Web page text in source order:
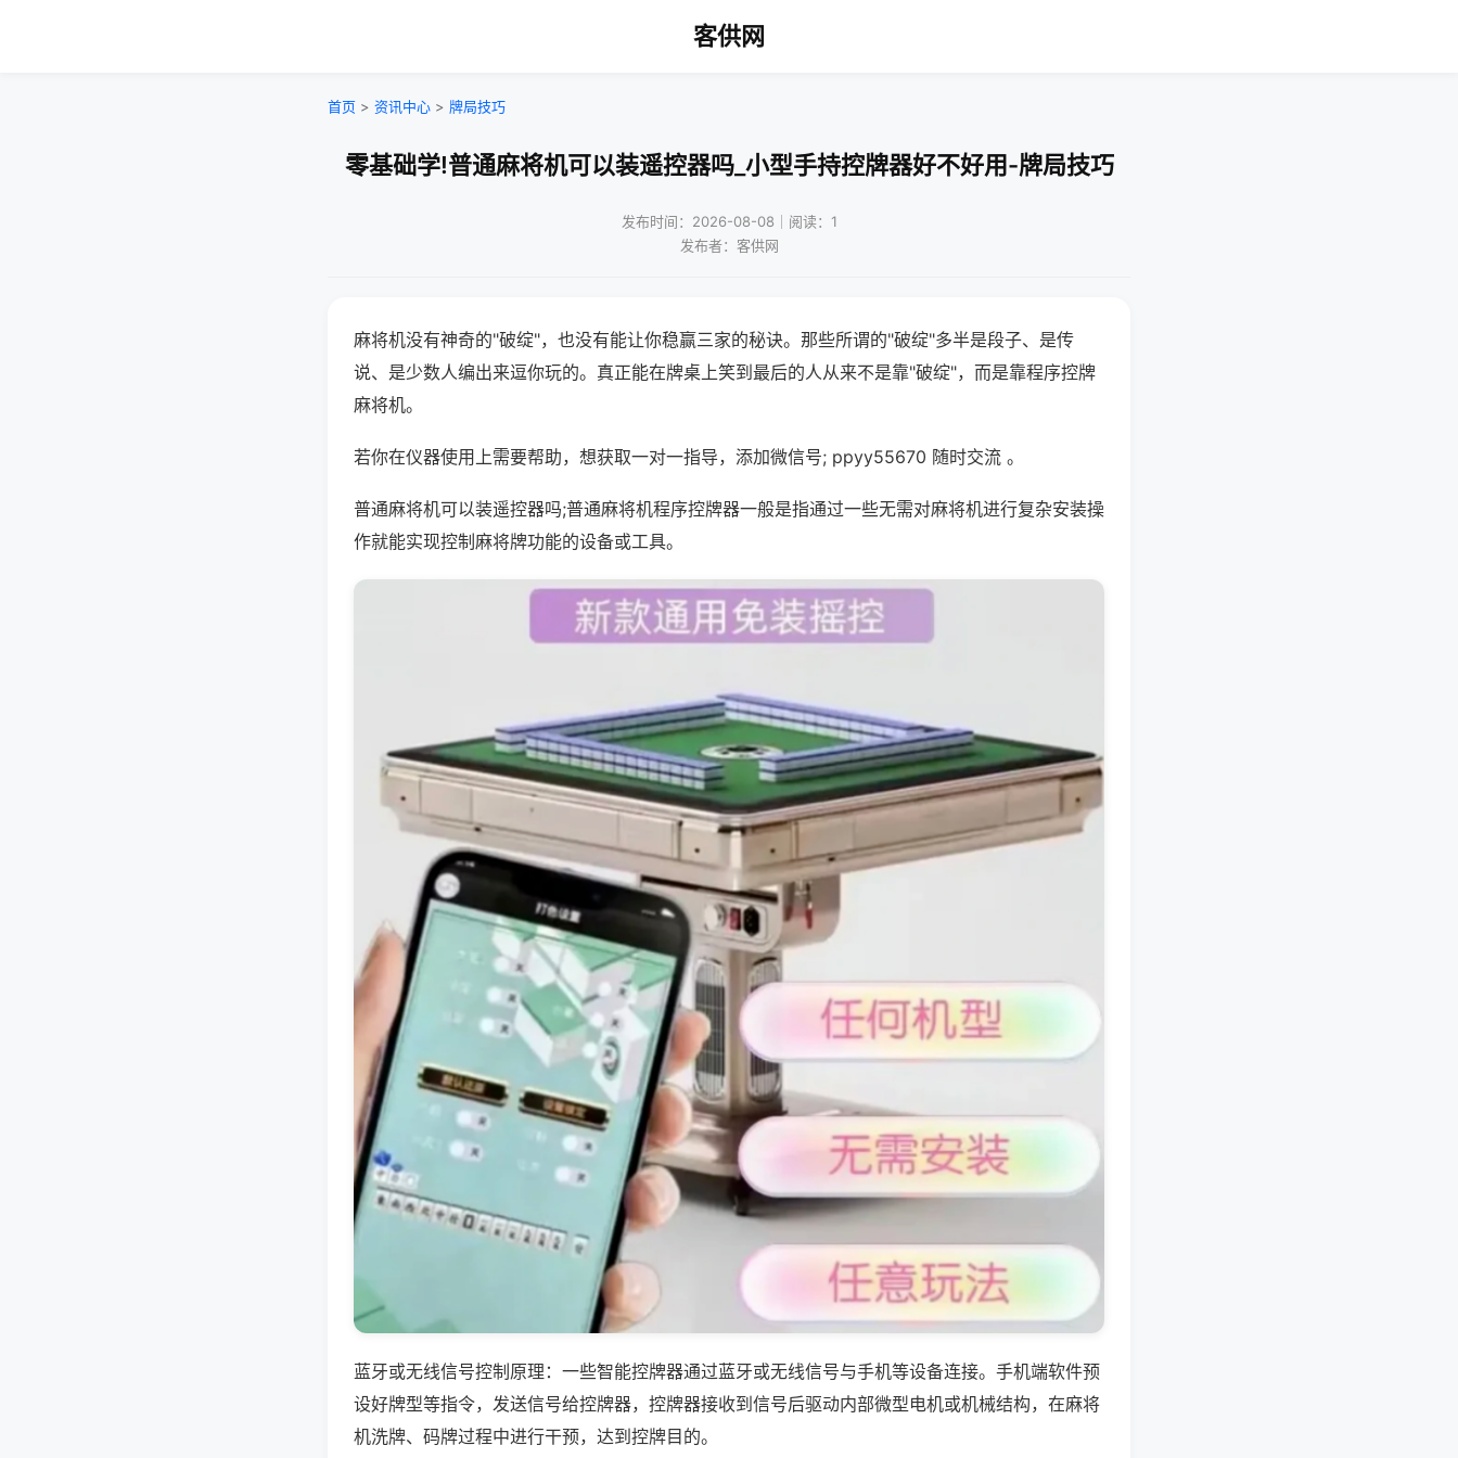
客供网
首页 > 资讯中心 > 牌局技巧
零基础学!普通麻将机可以装遥控器吗_小型手持控牌器好不好用-牌局技巧
发布时间：2026-08-08｜阅读：1
发布者：客供网
麻将机没有神奇的"破绽"，也没有能让你稳赢三家的秘诀。那些所谓的"破绽"多半是段子、是传
说、是少数人编出来逗你玩的。真正能在牌桌上笑到最后的人从来不是靠"破绽"，而是靠程序控牌
麻将机。
若你在仪器使用上需要帮助，想获取一对一指导，添加微信号; ppyy55670 随时交流 。
普通麻将机可以装遥控器吗;普通麻将机程序控牌器一般是指通过一些无需对麻将机进行复杂安装操
作就能实现控制麻将牌功能的设备或工具。
蓝牙或无线信号控制原理：一些智能控牌器通过蓝牙或无线信号与手机等设备连接。手机端软件预
设好牌型等指令，发送信号给控牌器，控牌器接收到信号后驱动内部微型电机或机械结构，在麻将
机洗牌、码牌过程中进行干预，达到控牌目的。